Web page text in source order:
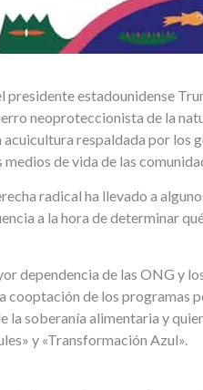
presidente estadounidense
neoproteccionista de la
acuicultura respaldada por los
de vida de las
radical ha llevado a
a la hora de determinar
dependencia de las ONG y
cooptación de los programas
la soberanía alimentaria y
y «Transformación Azul».